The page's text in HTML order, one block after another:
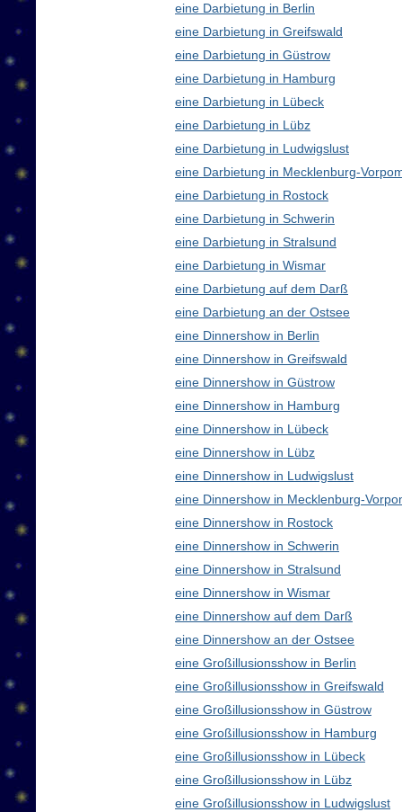
eine Darbietung in Berlin
eine Darbietung in Greifswald
eine Darbietung in Güstrow
eine Darbietung in Hamburg
eine Darbietung in Lübeck
eine Darbietung in Lübz
eine Darbietung in Ludwigslust
eine Darbietung in Mecklenburg-
eine Darbietung in Rostock
eine Darbietung in Schwerin
eine Darbietung in Stralsund
eine Darbietung in Wismar
eine Darbietung auf dem Darß
eine Darbietung an der Ostsee
eine Dinnershow in Berlin
eine Dinnershow in Greifswald
eine Dinnershow in Güstrow
eine Dinnershow in Hamburg
eine Dinnershow in Lübeck
eine Dinnershow in Lübz
eine Dinnershow in Ludwigslust
eine Dinnershow in Mecklenburg-
eine Dinnershow in Rostock
eine Dinnershow in Schwerin
eine Dinnershow in Stralsund
eine Dinnershow in Wismar
eine Dinnershow auf dem Darß
eine Dinnershow an der Ostsee
eine Großillusionsshow in Berlin
eine Großillusionsshow in Greifswald
eine Großillusionsshow in Güstrow
eine Großillusionsshow in Hamburg
eine Großillusionsshow in Lübeck
eine Großillusionsshow in Lübz
eine Großillusionsshow in Ludwigslust